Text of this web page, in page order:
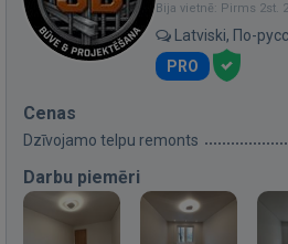
Bija vietnē: Pirms 2st.
Latviski, По-
PRO
Cenas
Dzīvojamo telpu remonts
Darbu piemēri